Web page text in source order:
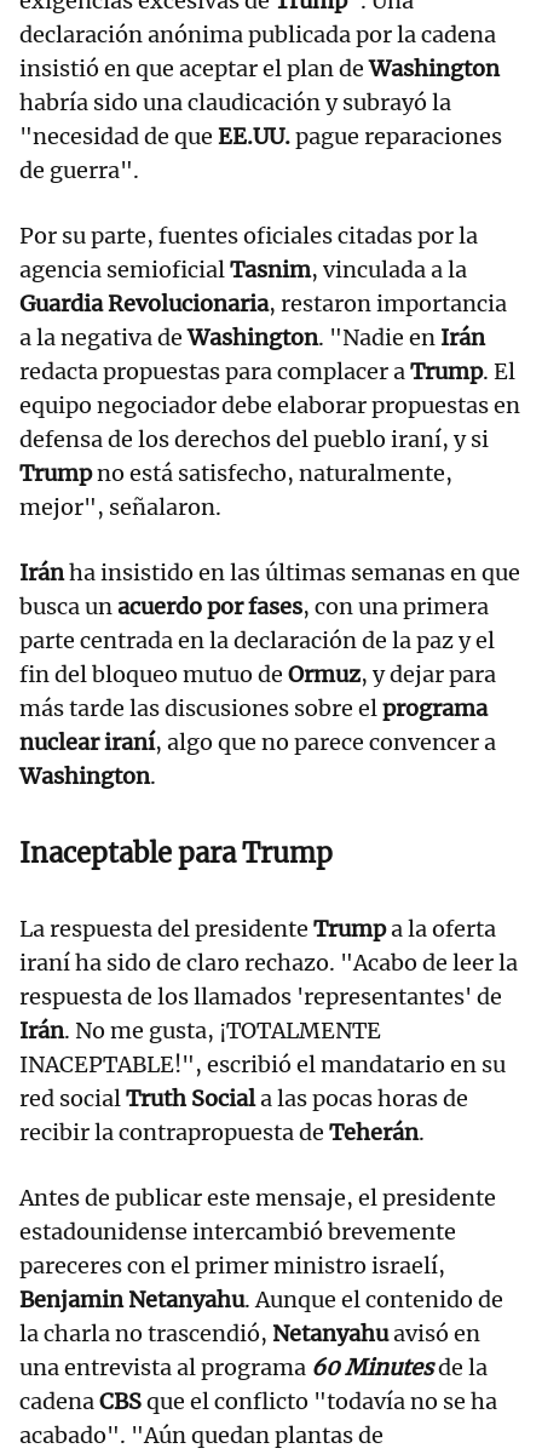
declaración anónima publicada por la cadena
insistió en que aceptar el plan deWashington
habría sido una claudicación y subrayó la
"necesidad de que EE.UU.pague reparaciones
de guerra".
Por su parte, fuentes oficiales citadas por la
agencia semioficialTasnim, vinculada a la
Guardia Revolucionaria, restaron importancia
a la negativa deWashington. "Nadie en Irán
redacta propuestas para complacer aTrump. El
equipo negociador debe elaborar propuestas en
defensa de los derechos del pueblo iraní, y si
Trumpno está satisfecho, naturalmente,
mejor", señalaron.
Iránha insistido en las últimas semanas en que
busca unacuerdo por fases, con una primera
parte centrada en la declaración de la paz y el
fin del bloqueo mutuo de Ormuz, y dejar para
más tarde las discusiones sobre elprograma
nuclear iraní, algo que no parece convencer a
Washington.
Inaceptable para Trump
La respuesta del presidente Trumpa la oferta
iraní ha sido de claro rechazo. "Acabo de leer la
respuesta de los llamados 'representantes' de
Irán. No me gusta, ¡TOTALMENTE
INACEPTABLE!", escribió el mandatario en su
red socialTruth Sociala las pocas horas de
recibir la contrapropuesta de Teherán.
Antes de publicar este mensaje, el presidente
estadounidense intercambió brevemente
pareceres con el primer ministro israelí,
Benjamin Netanyahu. Aunque el contenido de
la charla no trascendió, Netanyahuavisó en
una entrevista al programa 60 Minutesde la
cadenaCBSque el conflicto "todavía no se ha
acabado". "Aún quedan plantas de